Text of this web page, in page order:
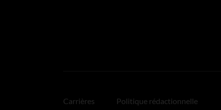
Carrières Politique rédactionnelle